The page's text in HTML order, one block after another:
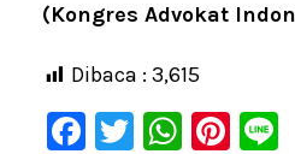
(Kongres Advokat
Dibaca : 3,615
F
T
W Pi